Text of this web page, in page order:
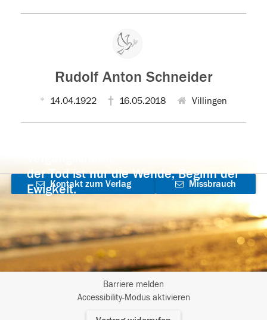
Rudolf Anton Schneider
14.04.1922 16.05.2018 Villingen
der Tod ist nur die Wende, Beginn der
Ewigkeit.
Kontakt zum Verlag
aufnehmen
Missbrauch
Barriere melden
Accessibility-Modus aktivieren